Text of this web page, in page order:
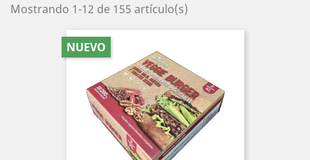
Mostrando 1-12 de 155 artículo(s)
NUEVO